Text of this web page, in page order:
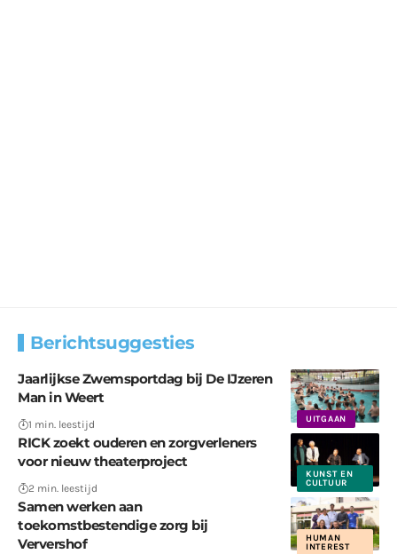
Berichtsuggesties
UITGAAN
Jaarlijkse Zwemsportdag bij De IJzeren
Man in Weert
1 min. leestijd
KUNST EN
CULTUUR
RICK zoekt ouderen en zorgverleners
voor nieuw theaterproject
2 min. leestijd
HUMAN
INTEREST
Samen werken aan
toekomstbestendige zorg bij
Ververshof